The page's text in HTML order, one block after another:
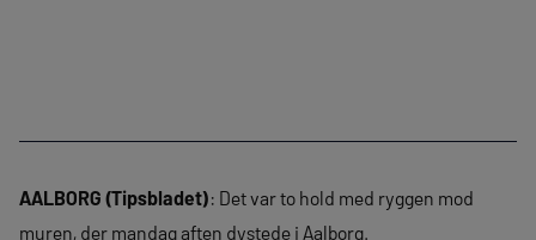
AALBORG (Tipsbladet): Det var to hold med ryggen mod
muren, der mandag aften dystede i Aalborg.